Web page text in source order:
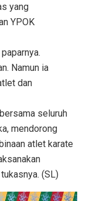
yang
YPOK
Namun ia
dan
seluruh
mendorong
atlet karate
(SL)